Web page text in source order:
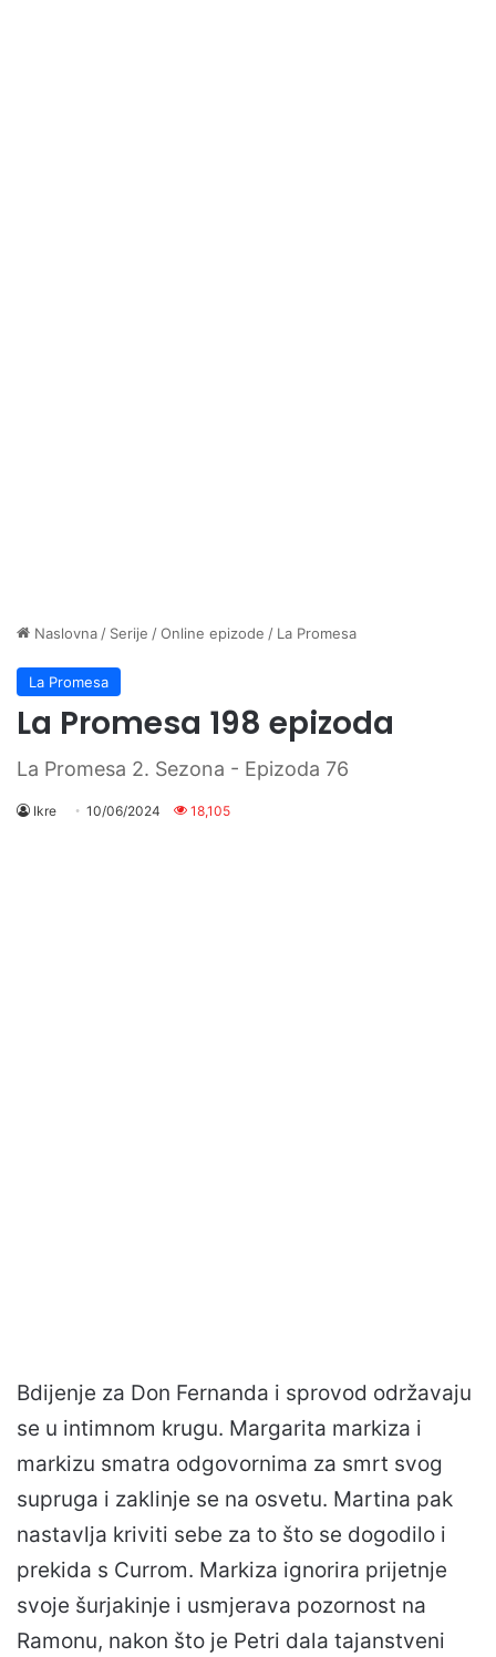
Naslovna / Serije /Online epizode / La Promesa
La Promesa
La Promesa 198 epizoda
La Promesa 2. Sezona - Epizoda 76
Ikre 10/06/2024 18,105
Bdijenje za Don Fernanda i sprovod održavaju
se u intimnom krugu. Margarita markiza i
markizu smatra odgovornima za smrt svog
supruga i zaklinje se na osvetu. Martina pak
nastavlja kriviti sebe za to što se dogodilo i
prekida s Currom. Markiza ignorira prijetnje
svoje šurjakinje i usmjerava pozornost na
Ramonu, nakon što je Petri dala tajanstveni